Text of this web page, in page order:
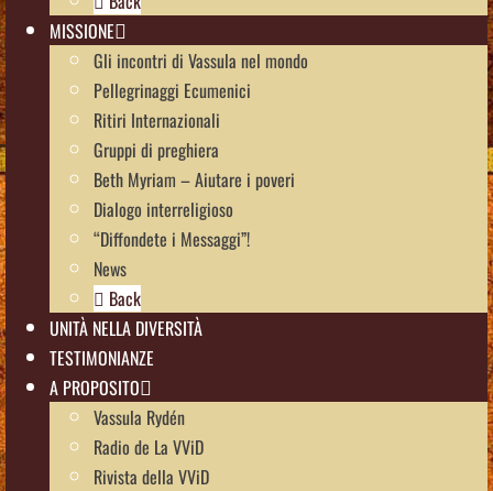
MISSIONE
Gli incontri di Vassula nel mondo
Pellegrinaggi Ecumenici
Ritiri Internazionali
Gruppi di preghiera
Beth Myriam – Aiutare i poveri
Dialogo interreligioso
“Diffondete i Messaggi”!
News
Back
UNITÀ NELLA DIVERSITÀ
TESTIMONIANZE
A PROPOSITO
Vassula Rydén
Radio de La VViD
Rivista della VViD